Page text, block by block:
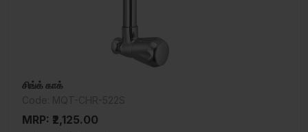
சிங்க் காக்
MRP: ₹2,125.00